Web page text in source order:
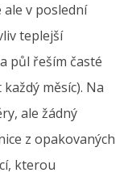
v poslední
teplejší
půl řeším časté
měsíc). Na
ale žádný
z opakovaných
kterou